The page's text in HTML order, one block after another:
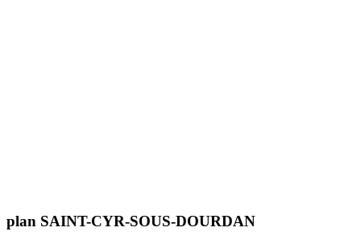
plan SAINT-CYR-SOUS-DOURDAN